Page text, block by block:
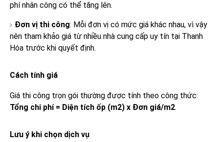
phí nhân công có thể tăng lên.
Đơn vị thi công: Mỗi đơn vị có mức giá khác nhau, vì vậy
nên tham khảo giá từ nhiều nhà cung cấp uy tín tại Thanh
Hóa trước khi quyết định.
Cách tính giá
Giá thi công trọn gói thường được tính theo công thức:
Tổng chi phí = Diện tích ốp (m2) x Đơn giá/m2.
Lưu ý khi chọn dịch vụ